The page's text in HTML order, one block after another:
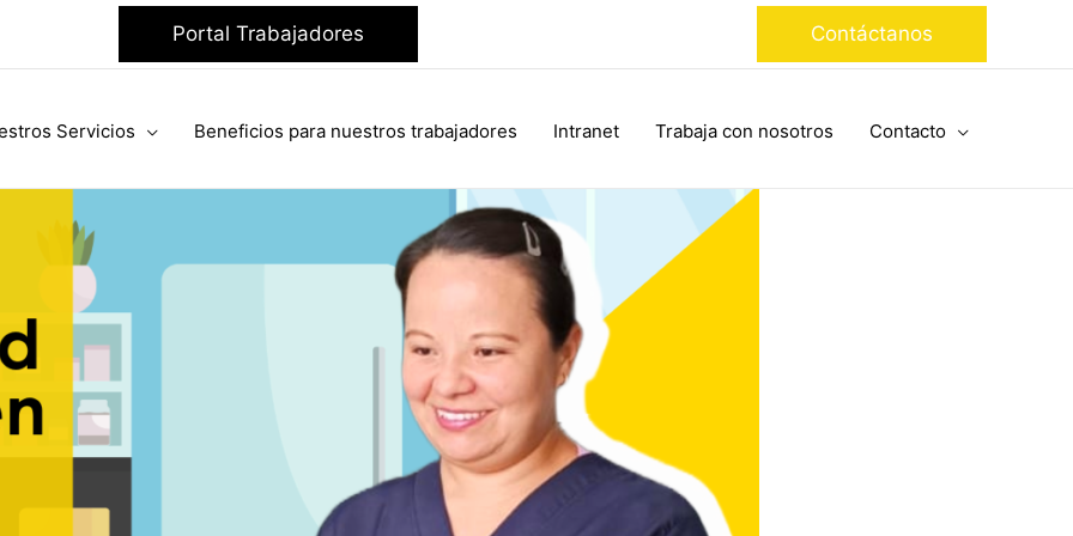
Portal Trabajadores Contáctanos
Servicios Beneficios para nuestros trabajadores Intranet Trabaja con nosotros Contacto